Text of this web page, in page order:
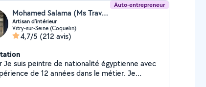
Auto-entrepreneur
Mohamed Salama (Ms Travaux d'Intèrieur)
Artisan d'intérieur
Vitry-sur-Seine (Coquelin)
4,7/5 (212 avis)
Je suis peintre de nationalité égyptienne avec
de 12 années dans le métier. Je